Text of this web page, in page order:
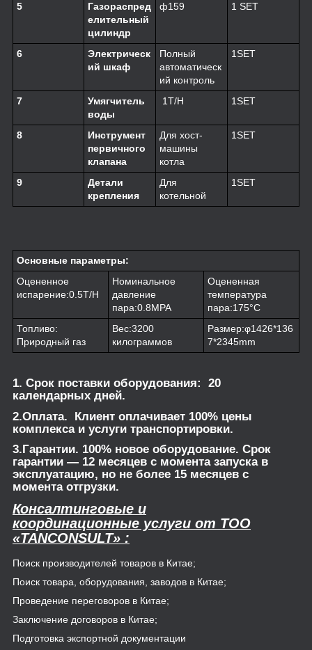
5
Газораспред
елительный
цилиндр
ф159 1 SET
6
Электрическ
ий шкаф
Полный
автоматическ
ий контроль
1SET
7
Умягчитель
воды
1T/H 1SET
8
Инструмент
первичного
клапана
Для хост-
машины
котла
1SET
9
Детали
крепления
Для
котельной
1SET
Основные параметры:
Оцененное
испарение:0.5T/H
Номинальное
давление
пара:0.8MPA
Оцененная
температура
пара:175°C
Топливо:
Природный газ
Вес:3200
килограммов
Размер:φ1426*136
7*2345mm
1. Срок поставки оборудования: 20
календарных дней.
2.Оплата. Клиент оплачивает 100% цены
комплекса и услуги транспортировки.
3.Гарантии. 100% новое оборудование. Срок
гарантии — 12 месяцев с момента запуска в
эксплуатацию, но не более 15 месяцев с
момента отгрузки.
Консалтинговые и
координационные услуги от TOO
«TANCONSULT» :
Поиск производителей товаров в Китае;
Поиск товара, оборудования, заводов в Китае;
Проведение переговоров в Китае;
Заключение договоров в Китае;
Подготовка экспортной документации